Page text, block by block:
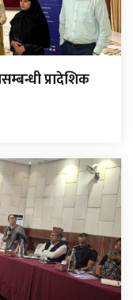
प्रादेशिक